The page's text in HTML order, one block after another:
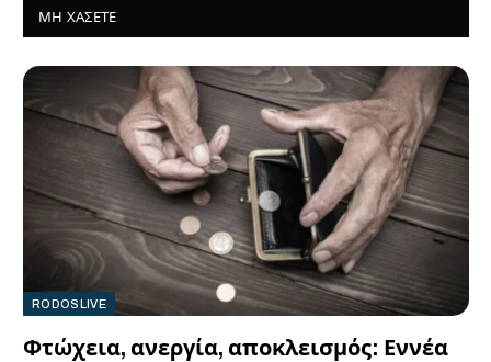
ΜΗ ΧΆΣΕΤΕ
RODOSLIVE
Φτώχεια, ανεργία, αποκλεισμός: Εννέα